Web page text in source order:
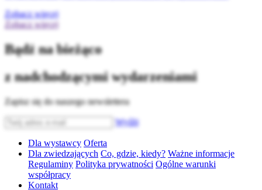
Zobacz więcej
Zobacz więcej
Bądź na bieżąco
z nadchodzącymi wydarzeniami
Zapisz się do naszego newslettera
Wyślij
Dla wystawcy Oferta
Dla zwiedzających Co, gdzie, kiedy? Ważne informacje
Regulaminy Polityka prywatności Ogólne warunki
współpracy
Kontakt